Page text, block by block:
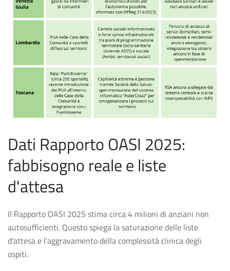
Dati Rapporto OASI 2025:
fabbisogno reale e liste
d'attesa
Il Rapporto OASI 2025 stima circa 4 milioni di anziani non
autosufficienti. Questo spiega la saturazione delle liste
d'attesa e l'aggravamento della complessità clinica degli
ospiti.